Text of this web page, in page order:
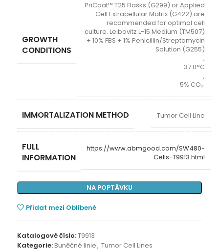
GROWTH
CONDITIONS
PriCoat™ T25 Flasks (G299) or Applied
Cell Extracellular Matrix (G422) are
recommended for optimal cell
culture. Leibovitz L-15 Medium (TM507)
+ 10% FBS + 1% Penicillin/Streptomycin
Solution (G255)
,
37.0°C
,
5% CO₂.
IMMORTALIZATION METHOD Tumor Cell Line
FULL
INFORMATION
https://www.abmgood.com/SW480-
Cells-T9913.html
NA POPTÁVKU
Přidat mezi Oblíbené
Katalogové číslo:T9913
Kategorie:Buněčné linie, Tumor Cell Lines